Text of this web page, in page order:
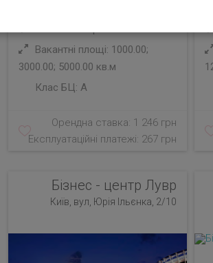
Вакантні площі: 1000.00;
3000.00; 5000.00 кв.м
Клас БЦ: A
Орендна ставка: 1 246 грн
Експлуатаційні платежі: 267 грн
Бізнес - центр Лувр
Київ, вул, Юрія Ільєнка, 2/10